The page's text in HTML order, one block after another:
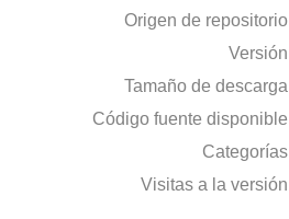
Origen de repositorio
Versión
Tamaño de descarga
Código fuente disponible
Categorías
Visitas a la versión